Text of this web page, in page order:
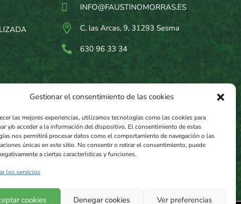
Gestionar el consentimiento de las cookies
las mejores experiencias, utilizamos tecnologías como las cookies para
y/o acceder a la información del dispositivo. El consentimiento de estas
nos permitirá procesar datos como el comportamiento de navegación o las
únicas en este sitio. No consentir o retirar el consentimiento, puede
a ciertas características y funciones.
los servicios
cookies Denegar cookies Ver preferencias
 INFO@FAUSTINOMORRAS.ES
 C. las Arcas, 9, 31293 Sesma
 630 96 33 34